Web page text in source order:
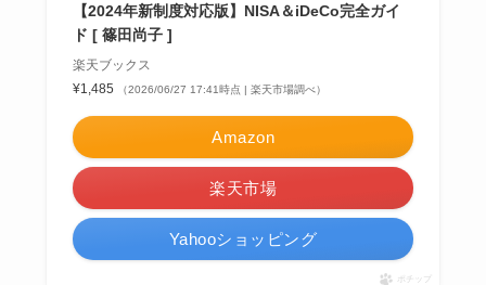
【2024年新制度対応版】NISA＆iDeCo完全ガイ
ド [ 篠田尚子 ]
楽天ブックス
¥1,485
（2026/06/27 17:41時点 | 楽天市場調べ）
Amazon
楽天市場
Yahooショッピング
ポチップ